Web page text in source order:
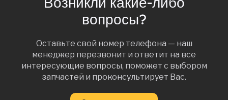
вопросы?
Оставьте свой номер телефона — наш
менеджер перезвонит и ответит на все
интересующие вопросы, поможет с выбором
запчастей и проконсультирует Вас.